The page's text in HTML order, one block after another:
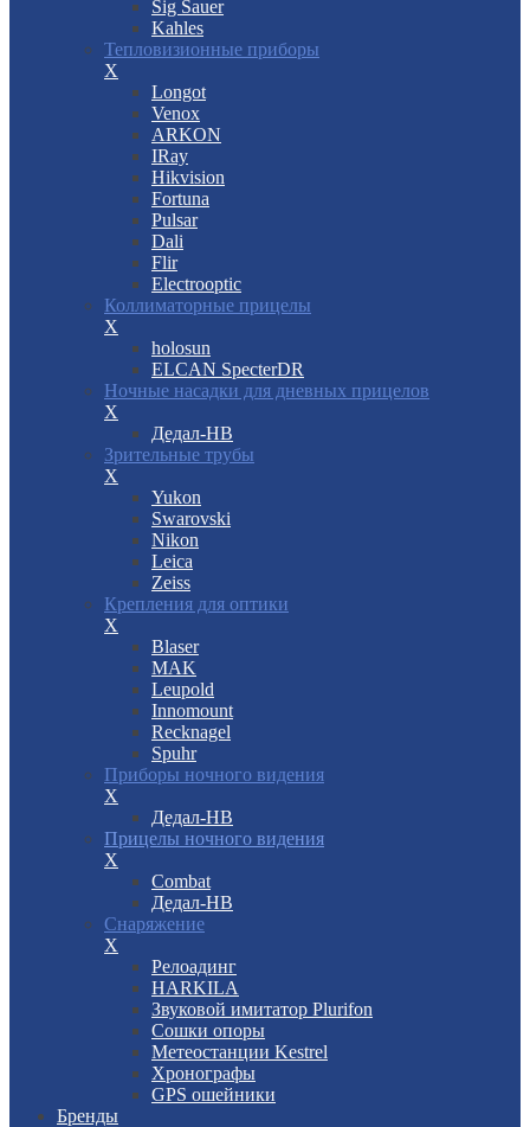
Sig Sauer
Kahles
Тепловизионные приборы
X
Longot
Venox
ARKON
IRay
Hikvision
Fortuna
Pulsar
Dali
Flir
Electrooptic
Коллиматорные прицелы
X
holosun
ELCAN SpecterDR
Ночные насадки для дневных прицелов
X
Дедал-НВ
Зрительные трубы
X
Yukon
Swarovski
Nikon
Leica
Zeiss
Крепления для оптики
X
Blaser
MAK
Leupold
Innomount
Recknagel
Spuhr
Приборы ночного видения
X
Дедал-НВ
Прицелы ночного видения
X
Combat
Дедал-НВ
Снаряжение
X
Релоадинг
HARKILA
Звуковой имитатор Plurifon
Сошки опоры
Метеостанции Kestrel
Хронографы
GPS ошейники
Бренды